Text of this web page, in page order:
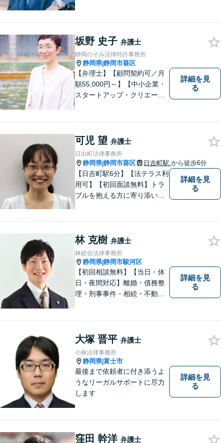
ご相談ください【交通事故】
豊富な経験と実績で早期に解
決
坂野 史子 弁護士
静岡のぞみ法律特許事務所
静岡県|静岡市葵区
【弁理士】【顧問契約可／月
額55,000円～】【中小企業・
スタートアップ・クリエータ
標、著作権、不正競争防止法
の専門知識・経験豊富」「リ
ーガルフォースの高精度契約
書チェック」
詳細を見
る
可児 望 弁護士
日出町法律事務所
静岡県|静岡市葵区 日吉町駅 から徒歩6分
【日吉町駅6分】【法テラス利
用可】【初回面談無料】トラ
ブルを抱える方に寄り添い、
詳細を見
る
林 克樹 弁護士
林総合法律事務所
静岡県|静岡市駿河区
【初回相談無料】【当日・休
日・夜間対応】離婚・債務整
理・刑事事件・相続・不動産
す。法人・個人事業主の事業
再建・債務整理の問題解決に
自信があります。
詳細を見
る
大塚 晋平 弁護士
小林法律事務所
静岡県|富士市
最後まで依頼者に付き添うよ
うなリーガルサポートに尽力
します
詳細を見
る
窪田 幹洋 弁護士